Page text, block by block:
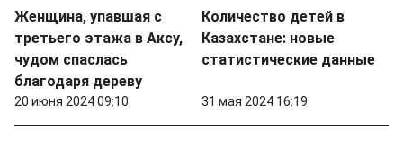
Женщина, упавшая с
третьего этажа в Аксу,
чудом спаслась
благодаря дереву
20 июня 2024 09:10
Количество детей в
Казахстане: новые
статистические данные
31 мая 2024 16:19